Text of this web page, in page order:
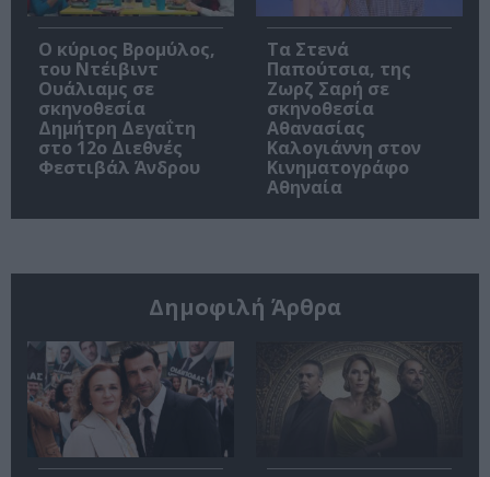
O κύριος Βρομύλος,
του Ντέιβιντ
Ουάλιαμς σε
σκηνοθεσία
Δημήτρη Δεγαΐτη
στο 12ο Διεθνές
Φεστιβάλ Άνδρου
Τα Στενά
Παπούτσια, της
Ζωρζ Σαρή σε
σκηνοθεσία
Αθανασίας
Καλογιάννη στον
Κινηματογράφο
Αθηναία
Δημοφιλή Άρθρα